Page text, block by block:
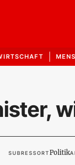
SUBRESSORTPolitik